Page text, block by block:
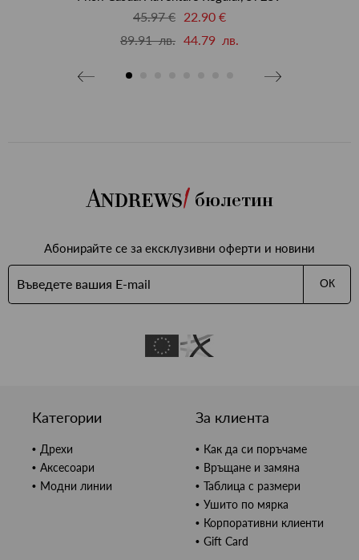
45.97 € 22.90 €
89.91 лв. 44.79 лв.
бюлетин
Абонирайте се за ексклузивни оферти и новини
ОК
Категории
Дрехи
Аксесоари
Модни линии
За клиента
Как да си поръчаме
Връщане и замяна
Таблица с размери
Ушито по мярка
Корпоративни клиенти
Gift Card